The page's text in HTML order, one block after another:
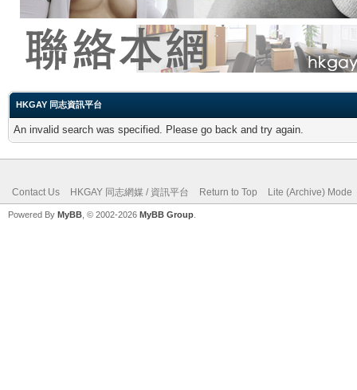
HKGAY 同志資訊平台
An invalid search was specified. Please go back and try again.
Contact Us HKGAY 同志網媒 / 資訊平台 Return to Top Lite (Archive) Mode
Powered By MyBB , © 2002-2026 MyBB Group